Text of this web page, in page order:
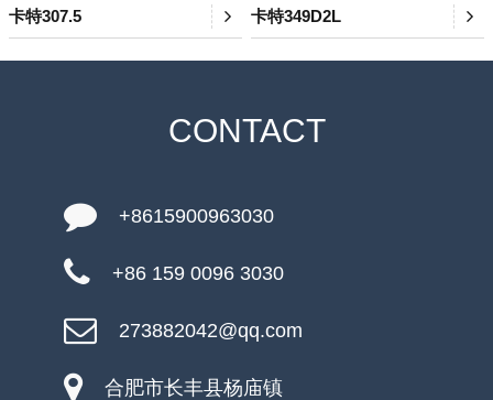
卡特307.5 卡特349D2L
CONTACT
+8615900963030
+86 159 0096 3030
273882042@qq.com
合肥市长丰县杨庙镇